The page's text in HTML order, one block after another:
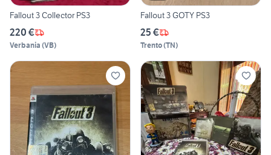
Fallout 3 Collector PS3
220 €
Verbania (VB)
Fallout 3 GOTY PS3
25 €
Trento(TN)